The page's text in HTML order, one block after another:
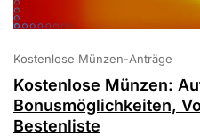
Kostenlose Münzen-Anträge
Kostenlose Münzen:
Bonusmöglichkeiten,
Bestenliste